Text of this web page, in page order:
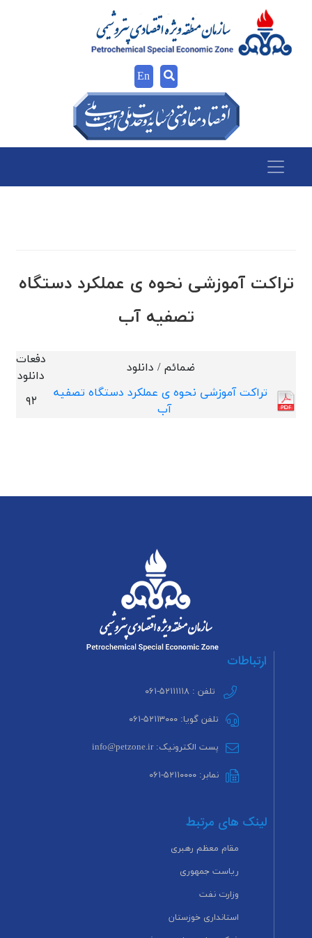
En
تراکت آموزشی نحوه ی عملکرد دستگاه
تصفیه آب
ضمائم / دانلود
دفعات
دانلود
تراکت آموزشی نحوه ی عملکرد دستگاه تصفیه
آب
۹۲
ارتباطات
تلفن : ۵۲۱۱۱۱۱۸-۰۶۱
تلفن گویا: ۵۲۱۱۳۰۰۰-۰۶۱
پست الکترونیک: info@petzone.ir
نمابر: ۵۲۱۱۰۰۰۰-۰۶۱
لینک های مرتبط
مقام معظم رهبری
ریاست جمهوری
وزارت نفت
استانداری خوزستان